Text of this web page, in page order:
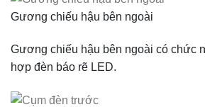
Gương chiếu hậu bên ngoài
Gương chiếu hậu bên ngoài có chức
hợp đèn báo rẽ LED.